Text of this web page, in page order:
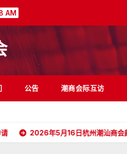
AM
公告 潮商会际互访
年5月16日杭州潮汕商会颜会长访日